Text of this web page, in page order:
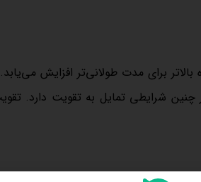
بالاتر برای مدت طولانی‌تر افزایش
چنین شرایطی تمایل به تقویت دارد.